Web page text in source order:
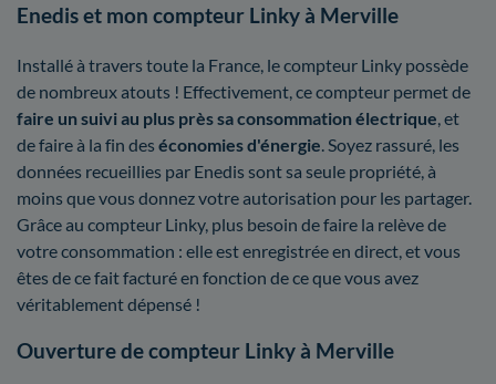
Enedis et mon compteur Linky à Merville
Installé à travers toute la France, le compteur Linky possède
de nombreux atouts ! Effectivement, ce compteur permet de
faire un suivi au plus près sa consommation électrique , et
de faire à la fin des économies d'énergie . Soyez rassuré, les
données recueillies par Enedis sont sa seule propriété, à
moins que vous donnez votre autorisation pour les partager.
Grâce au compteur Linky, plus besoin de faire la relève de
votre consommation : elle est enregistrée en direct, et vous
êtes de ce fait facturé en fonction de ce que vous avez
véritablement dépensé !
Ouverture de compteur Linky à Merville